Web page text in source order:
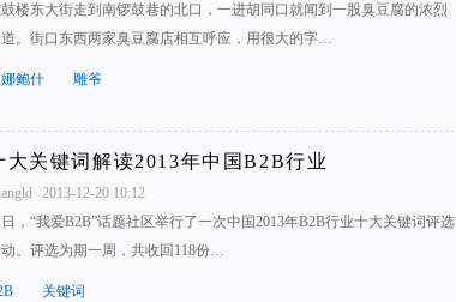
楼东大街走到南锣鼓巷的北口，一进胡同口就闻到一股臭豆腐的浓烈
。街口东西两家臭豆腐店相互呼应，用很大的字…
鲍什 雕爷
大关键词解读2013年中国B2B行业
2013-12-20 10:12
，“我爱B2B”话题社区举行了一次中国2013年B2B行业十大关键词评选
。评选为期一周，共收回118份…
关键词